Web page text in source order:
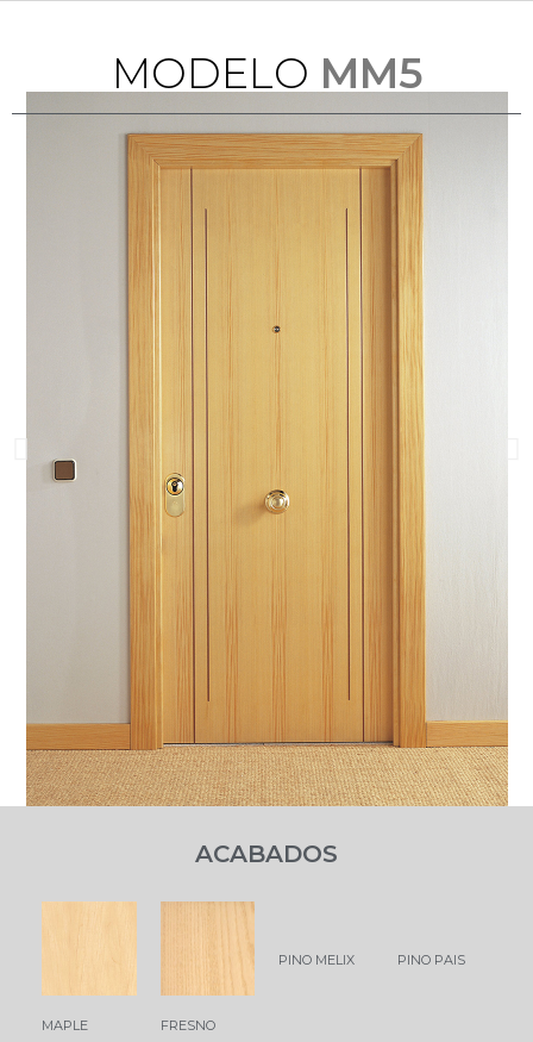
MODELO MM5
ACABADOS
MAPLE FRESNO
PINO MELIX PINO PAIS